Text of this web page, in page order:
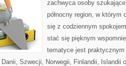
zachwyca osoby
północny region, w
się z codziennym
stać się pięknym
tematyce jest
Szwecji, Norwegii, Finlandii, Islandii